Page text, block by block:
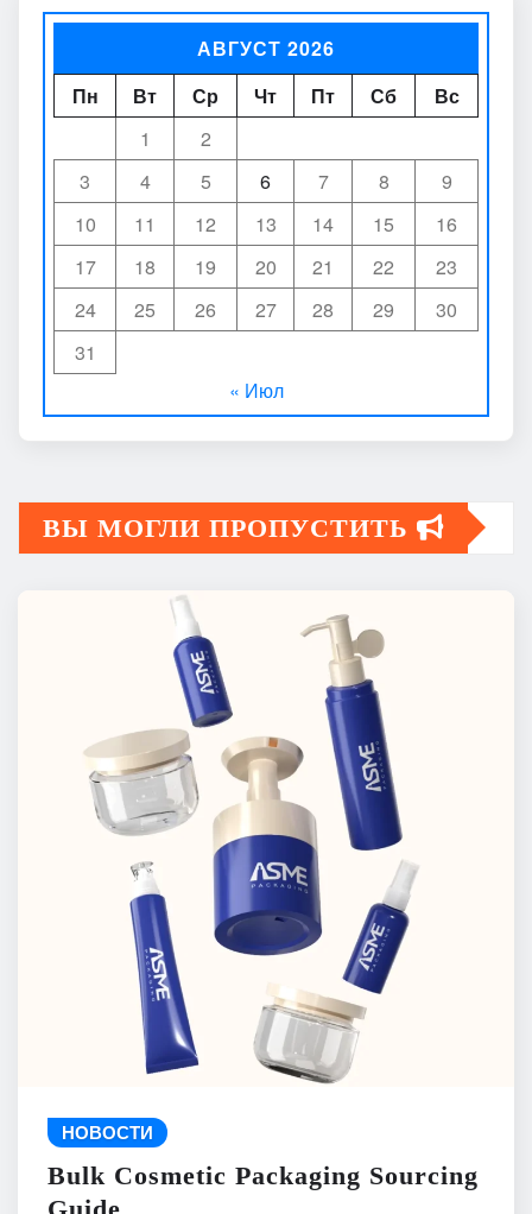
АВГУСТ 2026
Пн
Вт Ср Чт Пт Сб
Вс
1
2
3
4 5 6 7 8
9
10
11 12 13 14 15
16
17
18 19 20 21 22
23
24
25 26 27 28 29
30
31
« Июл
ВЫ МОГЛИ ПРОПУСТИТЬ
НОВОСТИ
Bulk Cosmetic Packaging Sourcing